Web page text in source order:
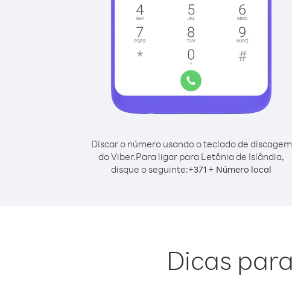
Discar o número usando o teclado de discagem
do Viber.Para ligar para Letônia de Islândia,
disque o seguinte:+371 + Número local
Dicas